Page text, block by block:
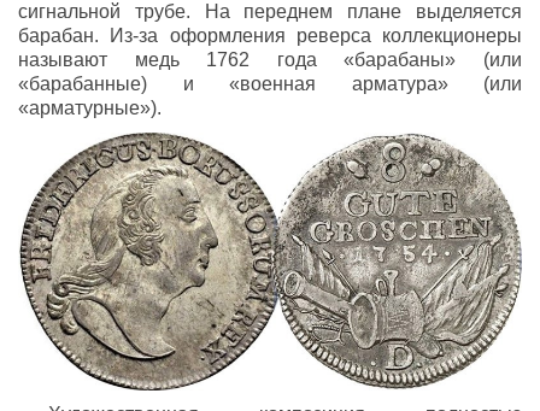
сигнальной трубе. На переднем плане выделяется
барабан. Из-за оформления реверса коллекционеры
называют медь 1762 года «барабаны» (или
«барабанные) и «военная арматура» (или
«арматурные»).